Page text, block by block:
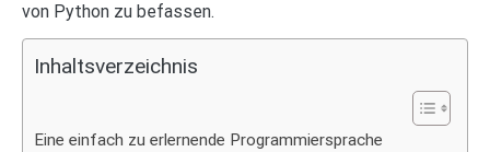
von Python zu befassen.
Inhaltsverzeichnis
Eine einfach zu erlernende Programmiersprache